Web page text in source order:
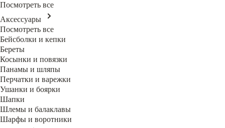
Посмотреть все
Аксессуары
Посмотреть все
Бейсболки и кепки
Береты
Косынки и повязки
Панамы и шляпы
Перчатки и варежки
Ушанки и боярки
Шапки
Шлемы и балаклавы
Шарфы и воротники